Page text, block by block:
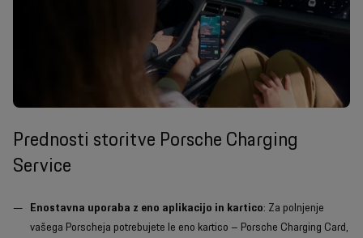
Prednosti storitve Porsche Charging
Service
Enostavna uporaba z eno aplikacijo in kartico: Za polnjenje
vašega Porscheja potrebujete le eno kartico – Porsche Charging Card,